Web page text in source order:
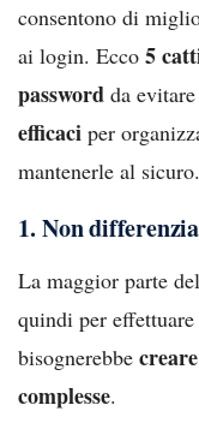
consentono di
ai login. Ecco 5
password da
efficaci per
mantenerle al sicuro.
1. Non
La maggior parte
quindi per
bisognerebbe
complesse.